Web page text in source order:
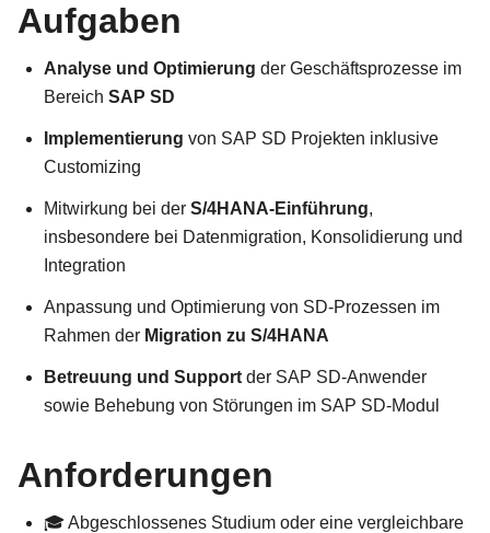
Aufgaben
Analyse und Optimierung der Geschäftsprozesse im
Bereich SAP SD
Implementierung von SAP SD Projekten inklusive
Customizing
Mitwirkung bei der S/4HANA-Einführung,
insbesondere bei Datenmigration, Konsolidierung und
Integration
Anpassung und Optimierung von SD-Prozessen im
Rahmen der Migration zu S/4HANA
Betreuung und Support der SAP SD-Anwender
sowie Behebung von Störungen im SAP SD-Modul
Anforderungen
🎓 Abgeschlossenes Studium oder eine vergleichbare